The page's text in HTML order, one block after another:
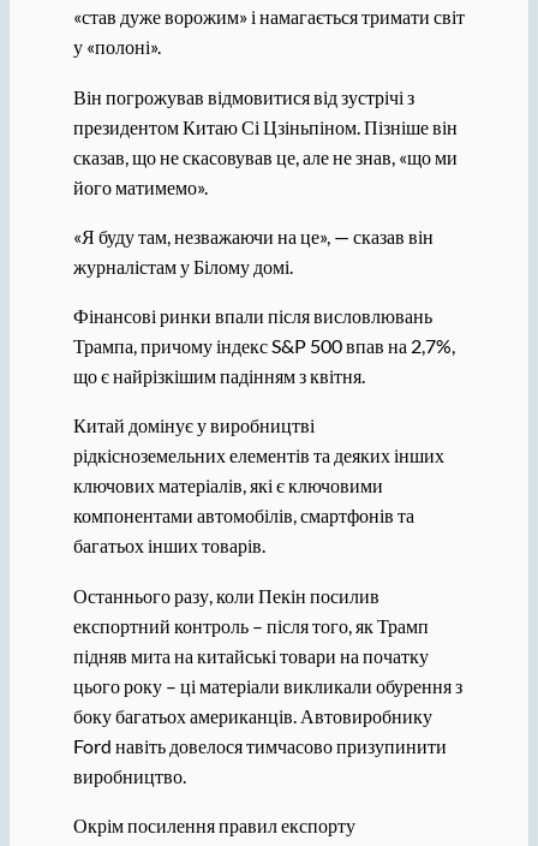
«став дуже ворожим» і намагається тримати світ
у «полоні».
Він погрожував відмовитися від зустрічі з
президентом Китаю Сі Цзіньпіном. Пізніше він
сказав, що не скасовував це, але не знав, «що ми
його матимемо».
«Я буду там, незважаючи на це», — сказав він
журналістам у Білому домі.
Фінансові ринки впали після висловлювань
Трампа, причому індекс S&P 500 впав на 2,7%,
що є найрізкішим падінням з квітня.
Китай домінує у виробництві
рідкісноземельних елементів та деяких інших
ключових матеріалів, які є ключовими
компонентами автомобілів, смартфонів та
багатьох інших товарів.
Останнього разу, коли Пекін посилив
експортний контроль – після того, як Трамп
підняв мита на китайські товари на початку
цього року – ці матеріали викликали обурення з
боку багатьох американців. Автовиробнику
Ford навіть довелося тимчасово призупинити
виробництво.
Окрім посилення правил експорту